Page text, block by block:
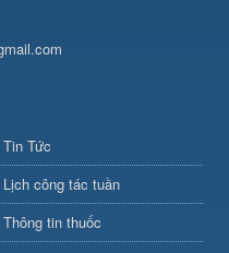
Tin Tức
Lịch công tác tuần
Thông tin thuốc